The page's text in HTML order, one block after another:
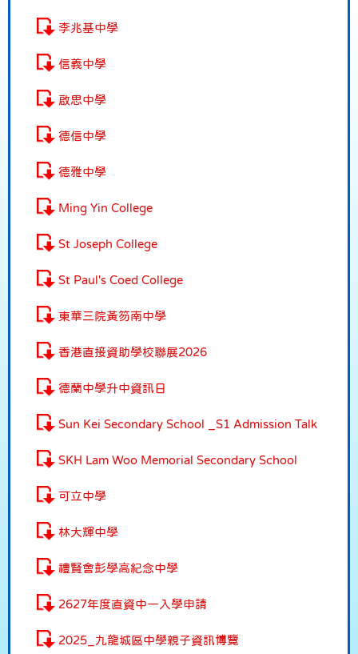
李兆基中學
信義中學
啟思中學
德信中學
德雅中學
Ming Yin College
St Joseph College
St Paul's Coed College
東華三院黃笏南中學
香港直接資助學校聯展2026
德蘭中學升中資訊日
Sun Kei Secondary School _S1 Admission Talk
SKH Lam Woo Memorial Secondary School
可立中學
林大輝中學
禮賢會彭學高紀念中學
2627年度直資中一入學申請
2025_九龍城區中學親子資訊博覽